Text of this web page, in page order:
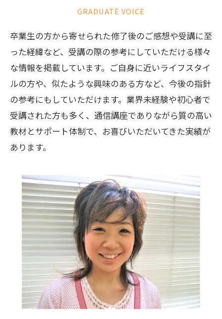
GRADUATE VOICE
卒業生の方から寄せられた修了後のご感想や受講に至
った経緯など、受講の際の参考にしていただける様々
な情報を掲載しています。ご自身に近いライフスタイ
ルの方や、似たような興味のある方など、今後の指針
の参考にもしていただけます。業界未経験や初心者で
受講された方も多く、通信講座でありながら質の高い
教材とサポート体制で、お喜びいただいてきた実績が
あります。